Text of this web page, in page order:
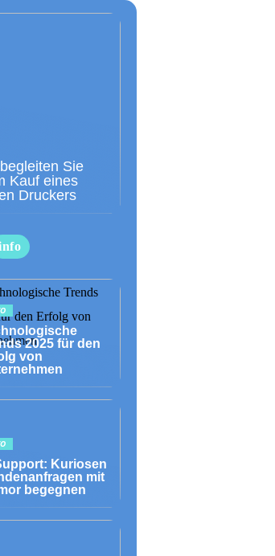
Sie
Kauf eines
Druckers
2025 für den
von
Kuriosen
mit
begegnen